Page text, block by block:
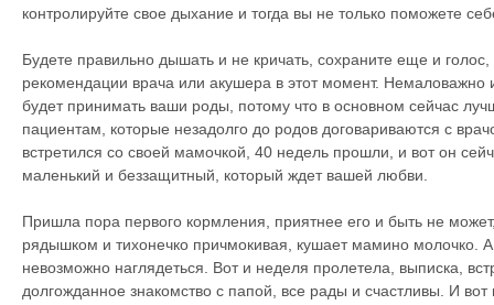
контролируйте свое дыхание и тогда вы не только поможете
Будете правильно дышать и не кричать, сохраните еще и голос,
рекомендации врача или акушера в этот момент. Немаловажно
будет принимать ваши роды, потому что в основном сейчас
пациентам, которые незадолго до родов договариваются с
встретился со своей мамочкой, 40 недель прошли, и вот он
маленький и беззащитный, который ждет вашей любви.
Пришла пора первого кормления, приятнее его и быть не
рядышком и тихонечко причмокивая, кушает мамино молочко. А
невозможно наглядеться. Вот и неделя пролетела, выписка,
долгожданное знакомство с папой, все рады и счастливы. И